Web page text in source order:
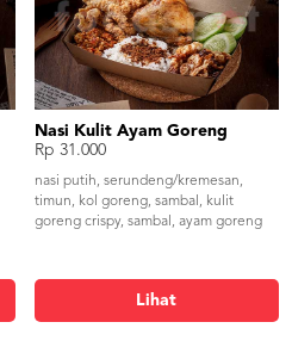
Nasi Kulit Ayam Goreng
Rp 31.000
nasi putih, serundeng/kremesan,
timun, kol goreng, sambal, kulit
goreng crispy, sambal, ayam goreng
Lihat